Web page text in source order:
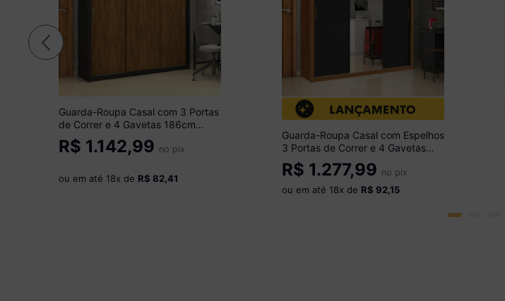
Guarda-Roupa Casal com 3 Portas
de Correr e 4 Gavetas 186cm
Multimóveis CR35573
Preto/Madeirado
R$ 1.142,99 no pix
ou em até 18x de R$ 82,41
Guarda-Roupa Casal com Espelhos
3 Portas de Correr e 4 Gavetas
186cm Multimóveis CR35570
Madeirado/Preto
R$ 1.277,99 no pix
ou em até 18x de R$ 92,15